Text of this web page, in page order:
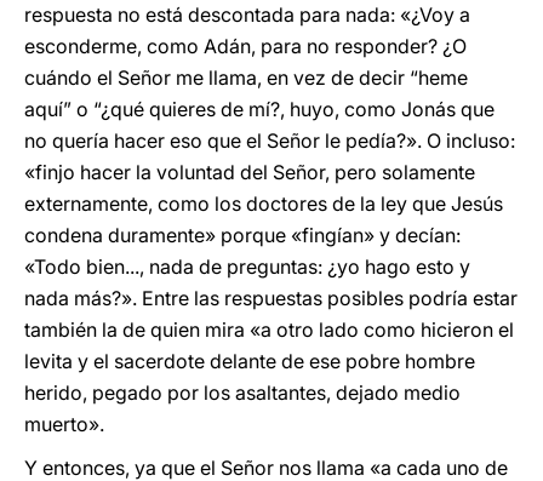
respuesta no está descontada para nada: «¿Voy a
esconderme, como Adán, para no responder? ¿O
cuándo el Señor me llama, en vez de decir “heme
aquí” o “¿qué quieres de mí?, huyo, como Jonás que
no quería hacer eso que el Señor le pedía?». O incluso:
«finjo hacer la voluntad del Señor, pero solamente
externamente, como los doctores de la ley que Jesús
condena duramente» porque «fingían» y decían:
«Todo bien..., nada de preguntas: ¿yo hago esto y
nada más?». Entre las respuestas posibles podría estar
también la de quien mira «a otro lado como hicieron el
levita y el sacerdote delante de ese pobre hombre
herido, pegado por los asaltantes, dejado medio
muerto».
Y entonces, ya que el Señor nos llama «a cada uno de